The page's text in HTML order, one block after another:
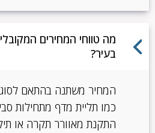
מה טווחי המחירים
בעיר?
המחיר משתנה בהתאם
התקנת מאוורר תקרה או